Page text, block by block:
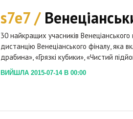
s7e7 /
30 найкращих учасників Венеціанського
дистанцію Венеціанського фіналу, яка
драбина», «Грязкі кубики», «Чистий
ВИЙШЛА 2015-07-14 В 00:00